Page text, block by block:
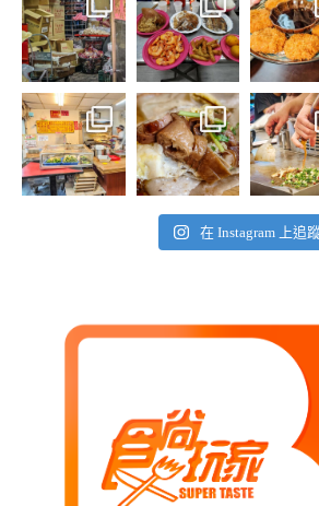
在 Instagram 上追